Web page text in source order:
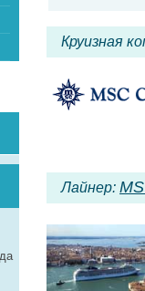
Круизная
Лайнер: